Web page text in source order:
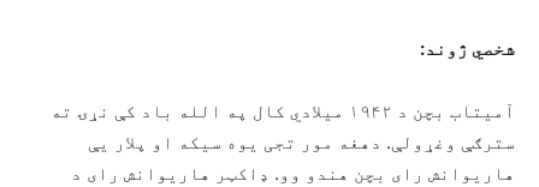
شخصي ژوند:
آمیتاب بچن د ۱۹۴۲ میلادي کال په الله باد کې نړۍ ته
سترګې وغړولې. دهغه مور تجی یوه سیکه او پلار یې
هاریوانش رای بچن هندو وو. ډاکټر هاریوانش رای د